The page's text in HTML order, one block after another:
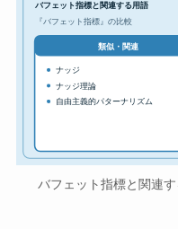
バフェット指標と関連する用語
『バフェット指標』の比較
類似・関連
ナッジ
ナッジ理論
自由主義的パターナリズム
バフェット指標と関連